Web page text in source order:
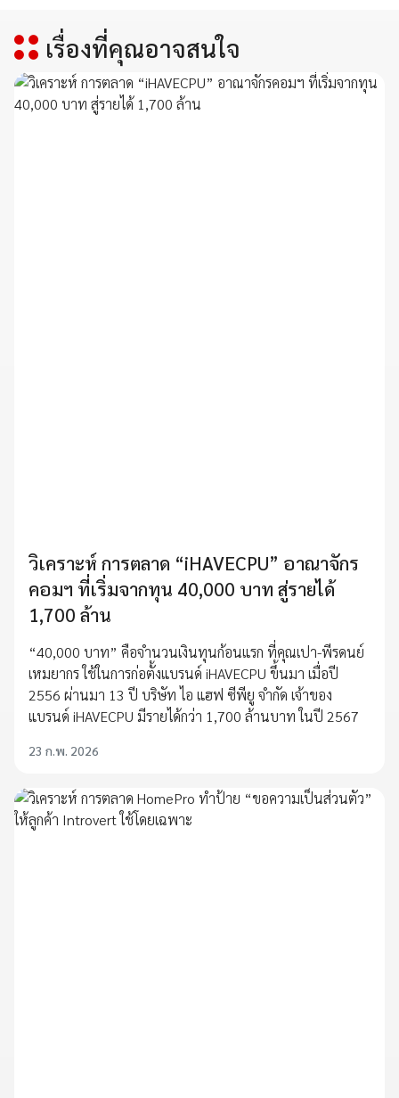
เรื่องที่คุณอาจสนใจ
วิเคราะห์ การตลาด “iHAVECPU” อาณาจักร
คอมฯ ที่เริ่มจากทุน 40,000 บาท สู่รายได้
1,700 ล้าน
“40,000 บาท” คือจำนวนเงินทุนก้อนแรก ที่คุณเปา-พีรดนย์
เหมยากร ใช้ในการก่อตั้งแบรนด์ iHAVECPU ขึ้นมา เมื่อปี
2556 ผ่านมา 13 ปี บริษัท ไอ แฮฟ ซีพียู จำกัด เจ้าของ
แบรนด์ iHAVECPU มีรายได้กว่า 1,700 ล้านบาท ในปี 2567
23 ก.พ. 2026